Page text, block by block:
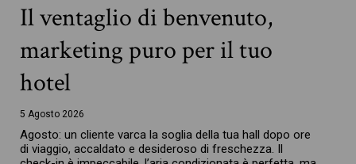
Il ventaglio di benvenuto,
marketing puro per il tuo
hotel
5 Agosto 2026
Agosto: un cliente varca la soglia della tua hall dopo ore
di viaggio, accaldato e desideroso di freschezza. Il